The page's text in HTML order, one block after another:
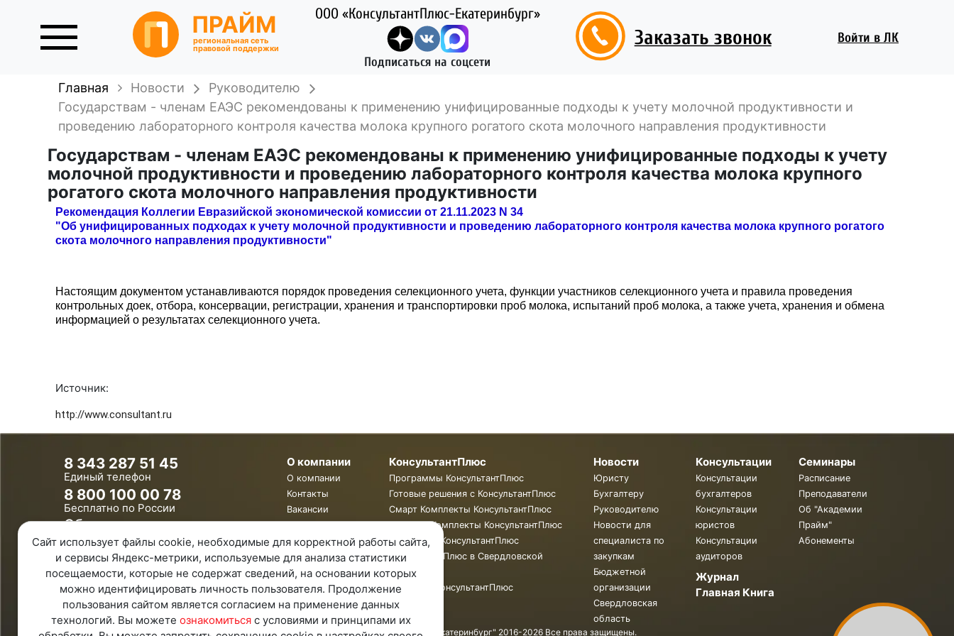
ПРАЙМ
региональная сеть
правовой поддержки
ООО «КонсультантПлюс-Екатеринбург»
Подписаться на соцсети
Заказать звонок Войти в ЛК
Главная Новости
Руководителю
Государствам - членам ЕАЭС рекомендованы к применению унифицированные подходы к учету молочной продуктивности и
проведению лабораторного контроля качества молока крупного рогатого скота молочного направления продуктивности
Государствам - членам ЕАЭС рекомендованы к применению унифицированные подходы к учету
молочной продуктивности и проведению лабораторного контроля качества молока крупного
рогатого скота молочного направления продуктивности
Рекомендация Коллегии Евразийской экономической комиссии от 21.11.2023 N 34
"Об унифицированных подходах к учету молочной продуктивности и проведению лабораторного контроля качества молока крупного рогатого
скота молочного направления продуктивности"
Настоящим документом устанавливаются порядок проведения селекционного учета, функции участников селекционного учета и правила проведения
контрольных доек, отбора, консервации, регистрации, хранения и транспортировки проб молока, испытаний проб молока, а также учета, хранения и обмена
информацией о результатах селекционного учета.
Источник:
http://www.consultant.ru
8 343 287 51 45
Единый телефон
8 800 100 00 78
Бесплатно по России
Обратная связь
Удаленная поддержка
Политика конфиденциальности
Политика обработки персональных
данных
Карта Сайта
О компании
О компании
Контакты
Вакансии
КонсультантПлюс
Программы КонсультантПлюс
Готовые решения с КонсультантПлюс
Смарт Комплекты КонсультантПлюс
Жесткие Комплекты КонсультантПлюс
Бюллетень КонсультантПлюс
КонсультантПлюс в Свердловской
области
Обучение КонсультантПлюс
Новости
Юристу
Бухгалтеру
Руководителю
Новости для
специалиста по
закупкам
Бюджетной
организации
Свердловская
область
Консультации
Консультации
бухгалтеров
Консультации
юристов
Консультации
аудиторов
Журнал
Главная Книга
Семинары
Расписание
Преподаватели
Об "Академии
Прайм"
Абонементы
© ООО "КонсультантПлюс - Екатеринбург" 2016-2026 Все права защищены.
Сайт использует файлы cookie, необходимые для корректной работы сайта,
и сервисы Яндекс-метрики, используемые для анализа статистики
посещаемости, которые не содержат сведений, на основании которых
можно идентифицировать личность пользователя. Продолжение
пользования сайтом является согласием на применение данных
технологий. Вы можете ознакомитьсяс условиями и принципами их